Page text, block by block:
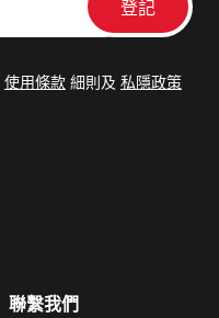
使用條款 細則及 私隱政策
聯繫我們